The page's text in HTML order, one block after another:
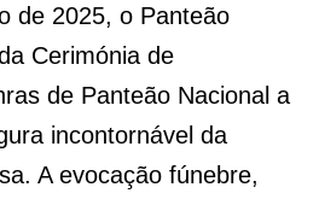
de 2025, o Panteão
Cerimónia de
de Panteão Nacional a
incontornável da
A evocação fúnebre,